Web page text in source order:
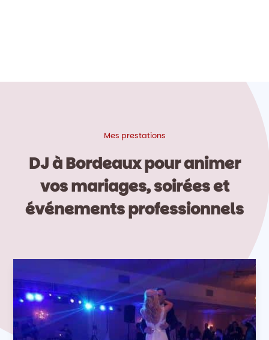
Mes prestations
DJ à Bordeaux pour animer
vos mariages, soirées et
événements professionnels